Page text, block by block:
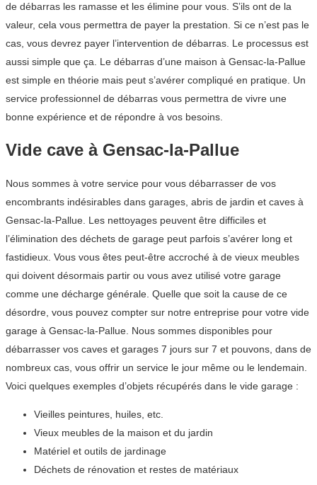
de débarras les ramasse et les élimine pour vous. S’ils ont de la
valeur, cela vous permettra de payer la prestation. Si ce n’est pas le
cas, vous devrez payer l’intervention de débarras. Le processus est
aussi simple que ça. Le débarras d’une maison à Gensac-la-Pallue
est simple en théorie mais peut s’avérer compliqué en pratique. Un
service professionnel de débarras vous permettra de vivre une
bonne expérience et de répondre à vos besoins.
Vide cave à Gensac-la-Pallue
Nous sommes à votre service pour vous débarrasser de vos
encombrants indésirables dans garages, abris de jardin et caves à
Gensac-la-Pallue. Les nettoyages peuvent être difficiles et
l’élimination des déchets de garage peut parfois s’avérer long et
fastidieux. Vous vous êtes peut-être accroché à de vieux meubles
qui doivent désormais partir ou vous avez utilisé votre garage
comme une décharge générale. Quelle que soit la cause de ce
désordre, vous pouvez compter sur notre entreprise pour votre vide
garage à Gensac-la-Pallue. Nous sommes disponibles pour
débarrasser vos caves et garages 7 jours sur 7 et pouvons, dans de
nombreux cas, vous offrir un service le jour même ou le lendemain.
Voici quelques exemples d’objets récupérés dans le vide garage :
Vieilles peintures, huiles, etc.
Vieux meubles de la maison et du jardin
Matériel et outils de jardinage
Déchets de rénovation et restes de matériaux